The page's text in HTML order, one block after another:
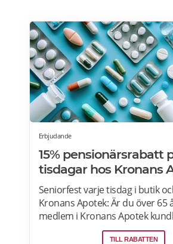
Erbjudande
15% pensionärsrabatt
tisdagar hos Kronans
Seniorfest varje tisdag i butik
Kronans Apotek: Är du över 65
medlem i Kronans Apotek
du 15% rabatt på tisdagar i
TILL RABATTEN